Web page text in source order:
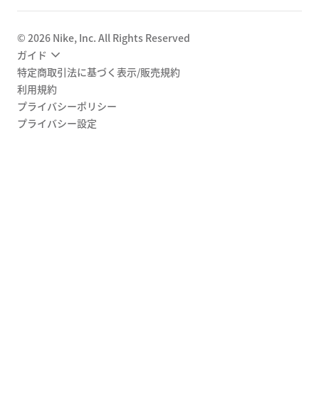
© 2026 Nike, Inc. All Rights Reserved
ガイド
特定商取引法に基づく表示/販売規約
利用規約
プライバシーポリシー
プライバシー設定